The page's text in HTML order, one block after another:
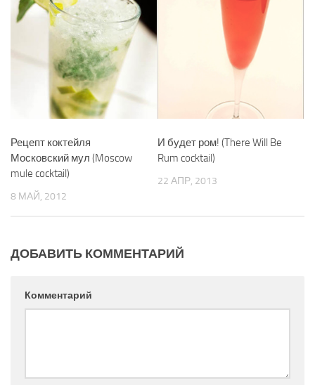
Рецепт коктейля
Московский мул (Moscow
mule cocktail)
8 МАЙ, 2012
И будет ром! (There Will Be
Rum cocktail)
22 АПР, 2013
ДОБАВИТЬ КОММЕНТАРИЙ
Комментарий